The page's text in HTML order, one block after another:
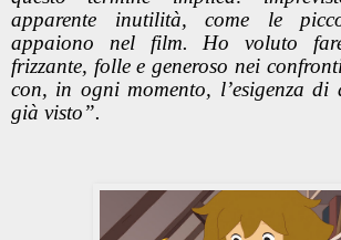
apparente inutilità, come le
appaiono nel film. Ho voluto
frizzante, folle e generoso nei
con, in ogni momento, l’esigenza
già visto”.